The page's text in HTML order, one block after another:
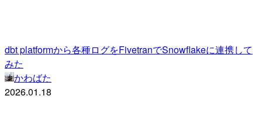
dbt platformから各種ログをFivetranでSnowflakeに連携して
みた
かわばた
2026.01.18